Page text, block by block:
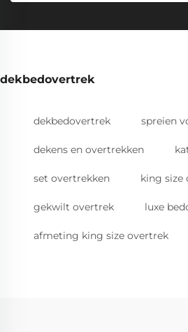
dekbedovertrek
dekbedovertrek spreien
dekens en overtrekken
set overtrekken king size
gekwilt overtrek luxe
afmeting king size overtrek